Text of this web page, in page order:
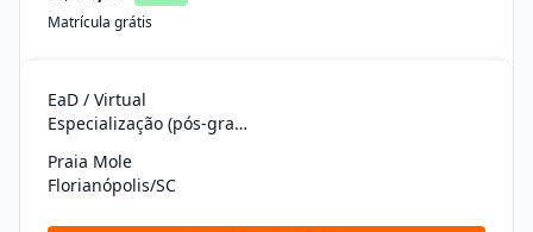
Matrícula grátis
EaD / Virtual
Especialização (pós-graduação)
Praia Mole
Florianópolis/SC